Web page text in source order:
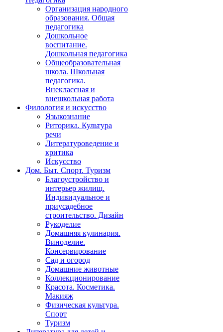
Организация народного
образования. Общая
педагогика
Дошкольное
воспитание.
Дошкольная педагогика
Общеобразовательная
школа. Школьная
педагогика.
Внеклассная и
внешкольная работа
Филология и искусство
Языкознание
Риторика. Культура
речи
Литературоведение и
критика
Искусство
Дом. Быт. Спорт. Туризм
Благоустройство и
интерьер жилищ.
Индивидуальное и
приусадебное
строительство. Дизайн
Рукоделие
Домашняя кулинария.
Виноделие.
Консервирование
Сад и огород
Домашние животные
Коллекционирование
Красота. Косметика.
Макияж
Физическая культура.
Спорт
Туризм